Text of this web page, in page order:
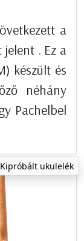
a
. Ez a
készült és
néhány
Pachelbel
Kipróbált ukulelék